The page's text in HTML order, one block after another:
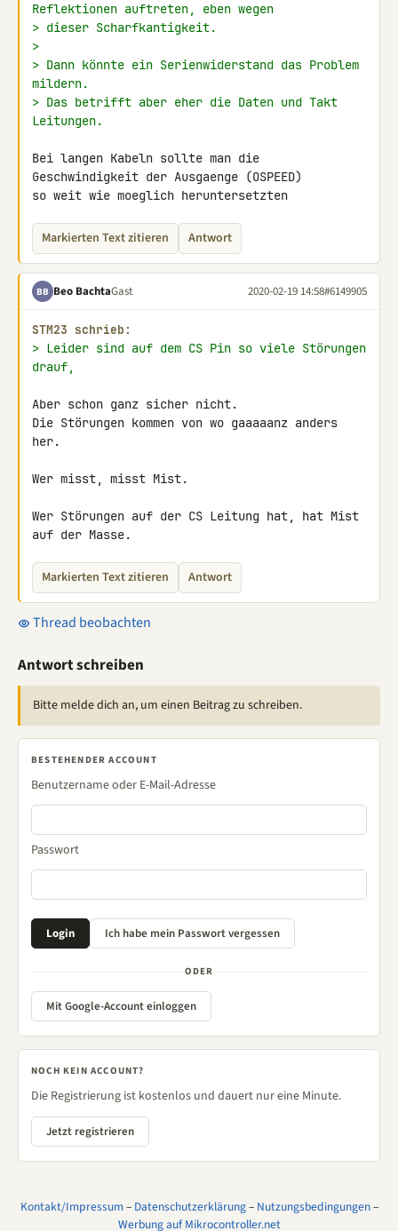
Reflektionen auftreten, eben wegen
> dieser Scharfkantigkeit.
>
> Dann könnte ein Serienwiderstand das Problem
mildern.
> Das betrifft aber eher die Daten und Takt
Leitungen.
Bei langen Kabeln sollte man die
Geschwindigkeit der Ausgaenge (OSPEED)
so weit wie moeglich heruntersetzten
Markierten Text zitieren Antwort
BB Beo BachtaGast 2020-02-19 14:58#6149905
STM23 schrieb:
> Leider sind auf dem CS Pin so viele Störungen
drauf,
Aber schon ganz sicher nicht.
Die Störungen kommen von wo gaaaaanz anders
her.
Wer misst, misst Mist.
Wer Störungen auf der CS Leitung hat, hat Mist
auf der Masse.
Markierten Text zitieren Antwort
Thread beobachten
Antwort schreiben
Bitte melde dich an, um einen Beitrag zu schreiben.
BESTEHENDER ACCOUNT
Benutzername oder E-Mail-Adresse
Passwort
ODER
Mit Google-Account einloggen
NOCH KEIN ACCOUNT?
Die Registrierung ist kostenlos und dauert nur eine Minute.
Jetzt registrieren
Kontakt/Impressum– Datenschutzerklärung– Nutzungsbedingungen–
Werbung auf Mikrocontroller.net